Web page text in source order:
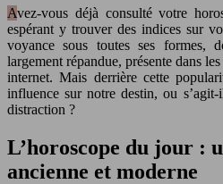
Avez-vous déjà consulté votre horoscope du jour avec curiosité,
espérant y trouver des indices sur
voyance sous toutes ses formes,
largement répandue, présente dans
internet. Mais derrière cette
influence sur notre destin, ou
distraction ?
L’horoscope du jour :
ancienne et moderne